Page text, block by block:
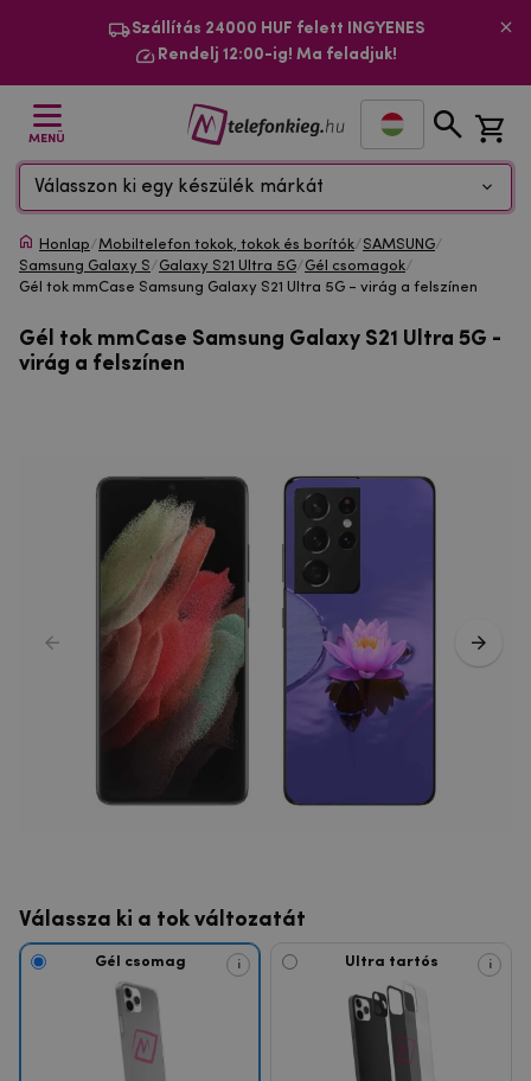
Szállítás 24000 HUF felett INGYENES
Rendelj 12:00-ig! Ma feladjuk!
MENÜ
Válasszon ki egy készülék márkát
Honlap/Mobiltelefon tokok, tokok és borítók/SAMSUNG/
Samsung Galaxy S/Galaxy S21 Ultra 5G/Gél csomagok/
Gél tok mmCase Samsung Galaxy S21 Ultra 5G - virág a felszínen
Gél tok mmCase Samsung Galaxy S21 Ultra 5G -
virág a felszínen
Válassza ki a tok változatát
Gél csomag i Ultra tartós i